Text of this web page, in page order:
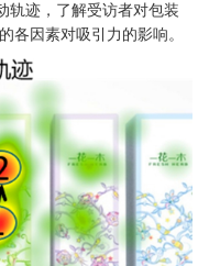
轨迹，了解受访者对包装
各因素对吸引力的影响。